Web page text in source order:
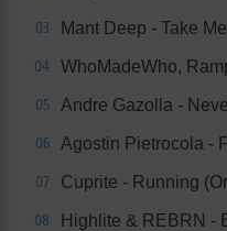
03 Mant Deep - Take
04 WhoMadeWho,
05 Andre Gazolla -
06 Agostin Pietrocola -
07 Cuprite - Running
08 Highlite & REBRN -